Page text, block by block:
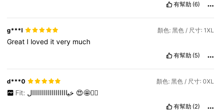
有幫助 (6)
g***l 顏色: 黑色 / 尺寸: 1XL
Great I loved itvery much
有幫助 (5)
d***0 顏色: 黑色 / 尺寸: 0XL
Fit: 😍🤩❤️‍🔥
有幫助 (2)